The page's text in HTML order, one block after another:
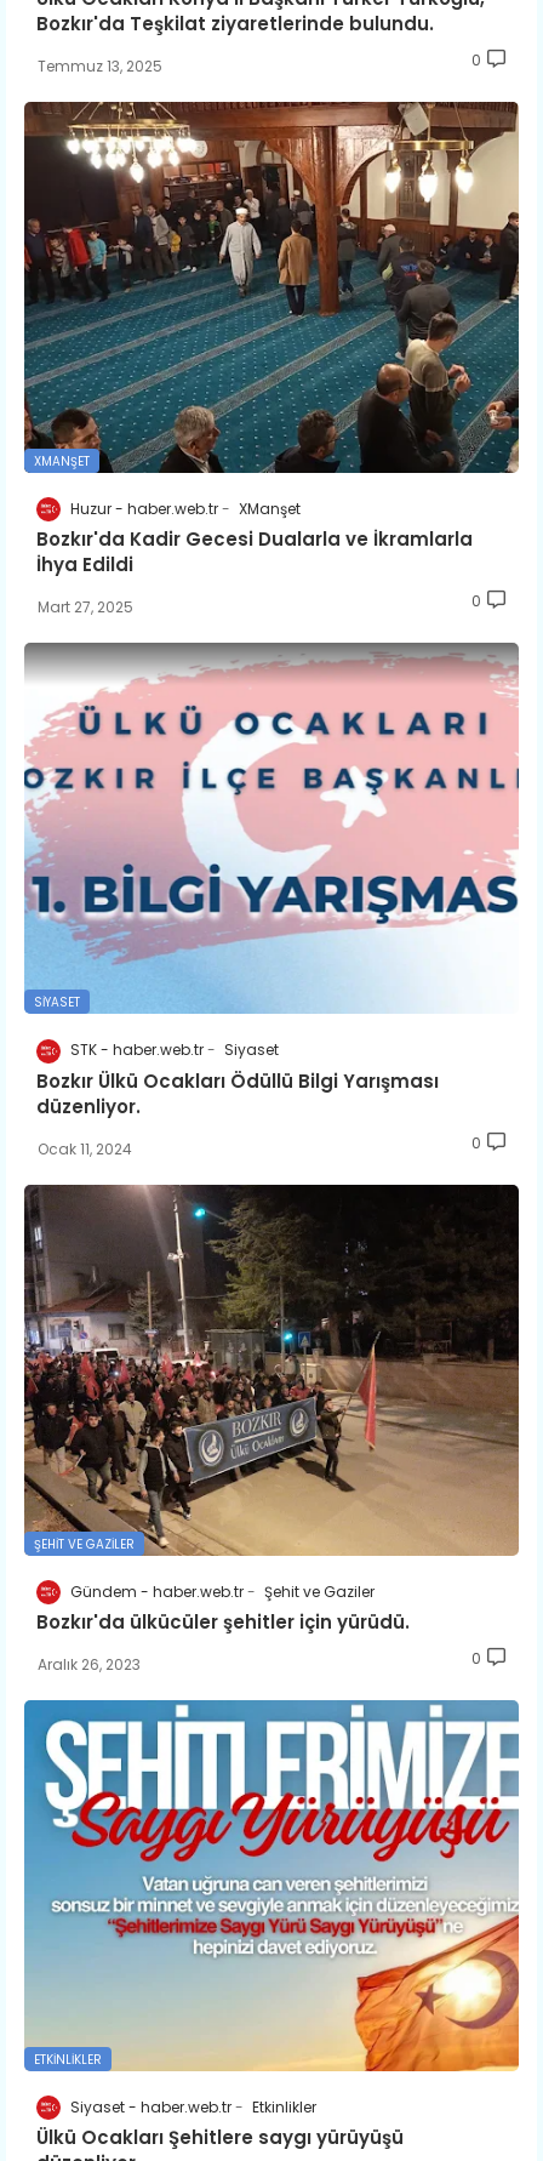
Bozkır'da Teşkilat ziyaretlerinde bulundu.
Temmuz 13, 2025 0
XMANŞET
Huzur - haber.web.tr XManşet
Bozkır'da Kadir Gecesi Dualarla ve İkramlarla
İhya Edildi
Mart 27, 2025 0
SIYASET
STK - haber.web.tr Siyaset
Bozkır Ülkü Ocakları Ödüllü Bilgi Yarışması
düzenliyor.
Ocak 11, 2024 0
ŞEHIT VE GAZILER
Gündem - haber.web.tr Şehit ve Gaziler
Bozkır'da ülkücüler şehitler için yürüdü.
Aralık 26, 2023 0
ETKINLIKLER
Siyaset - haber.web.tr Etkinlikler
Ülkü Ocakları Şehitlere saygı yürüyüşü